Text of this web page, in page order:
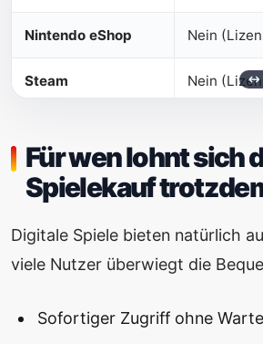
Nintendo eShop Nein
Steam Nein
Für wen lohnt sich
Spielekauf
Digitale Spiele bieten natürlich
viele Nutzer überwiegt die
Sofortiger Zugriff ohne